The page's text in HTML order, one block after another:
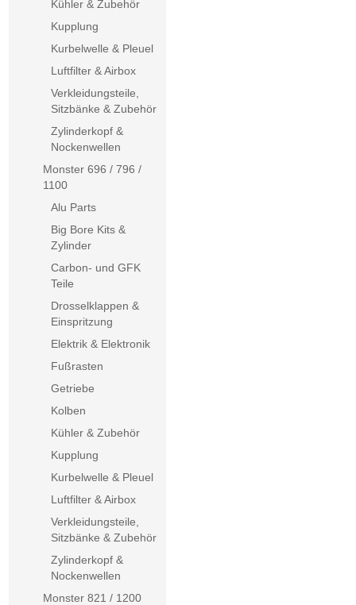
Kühler & Zubehör
Kupplung
Kurbelwelle & Pleuel
Luftfilter & Airbox
Verkleidungsteile,
Sitzbänke & Zubehör
Zylinderkopf &
Nockenwellen
Monster 696 / 796 /
1100
Alu Parts
Big Bore Kits &
Zylinder
Carbon- und GFK
Teile
Drosselklappen &
Einspritzung
Elektrik & Elektronik
Fußrasten
Getriebe
Kolben
Kühler & Zubehör
Kupplung
Kurbelwelle & Pleuel
Luftfilter & Airbox
Verkleidungsteile,
Sitzbänke & Zubehör
Zylinderkopf &
Nockenwellen
Monster 821 / 1200